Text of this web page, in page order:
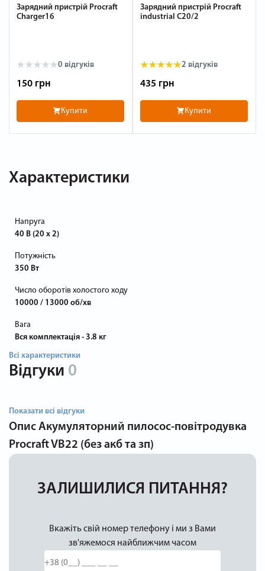
Зарядний пристрій Procraft
Charger16
0 відгуків
150 грн
Купити
Зарядний пристрій Procraft
industrial C20/2
2 відгуків
435 грн
Купити
Характеристики
Напруга
40 В (20 х 2)
Потужність
350 Вт
Число оборотів холостого ходу
10000 / 13000 об/хв
Вага
Вся комплектація - 3.8 кг
Всі характеристики
Відгуки 0
Показати всі відгуки
Опис Акумуляторний пилосос-повітродувка
Procraft VB22 (без акб та зп)
ЗАЛИШИЛИСЯ ПИТАННЯ?
Вкажіть свій номер телефону і ми з Вами
зв'яжемося найближчим часом